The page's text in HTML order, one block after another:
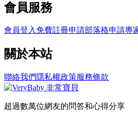
會員服務
會員登入免費註冊申請部落格申請專
關於本站
聯絡我們 隱私權政策服務條款
超過數萬位網友的問答和心得分享